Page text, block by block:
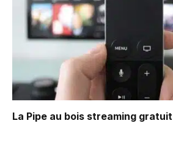
La Pipe au bois streaming gratuit